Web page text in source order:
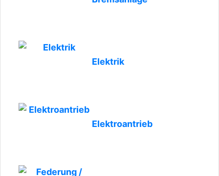
Elektrik
Elektroantrieb